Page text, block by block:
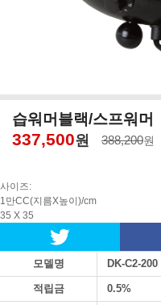
습워머블랙/스프워머
337,500원 388,200원
사이즈:
1만CC(지름X높이)/cm
35 X 35
모델명 DK-C2-200
적립금 0.5%